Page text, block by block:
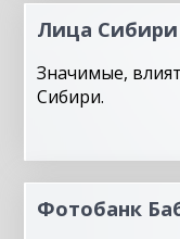
Лица Сибири
Значимые,
Сибири.
Фотобанк